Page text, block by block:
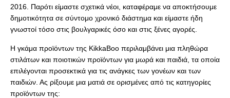
2016. Παρότι είμαστε σχετικά νέοι, καταφέραμε να αποκτήσουμε
δημοτικότητα σε σύντομο χρονικό διάστημα και είμαστε ήδη
γνωστοί τόσο στις βουλγαρικές όσο και στις ξένες αγορές.
Η γκάμα προϊόντων της KikkaBoo περιλαμβάνει μια πληθώρα
στιλάτων και ποιοτικών προϊόντων για μωρά και παιδιά, τα οποία
επιλέγονται προσεκτικά για τις ανάγκες των γονέων και των
παιδιών. Ας ρίξουμε μια ματιά σε ορισμένες από τις κατηγορίες
προϊόντων της: